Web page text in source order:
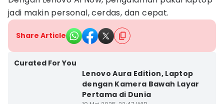
jadi makin personal, cerdas, dan cepat.
Share Article
Curated For You
Lenovo Aura Edition, Laptop
dengan Kamera Bawah Layar
Pertama di Dunia